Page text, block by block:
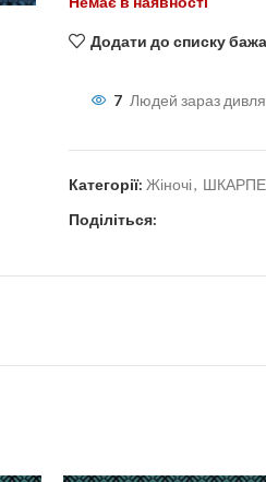
Додати до списку
7 Людей зараз
Категорії: Жіночі,
Поділіться: